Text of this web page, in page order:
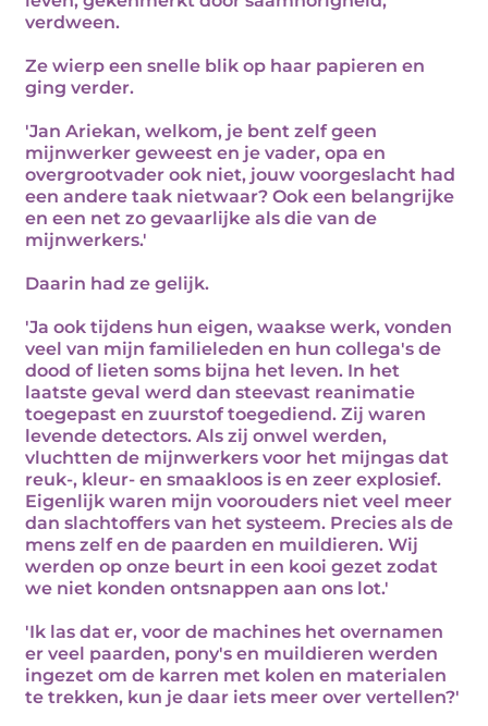
verdween.
Ze wierp een snelle blik op haar papieren en
ging verder.
'Jan Ariekan, welkom, je bent zelf geen
mijnwerker geweest en je vader, opa en
overgrootvader ook niet, jouw voorgeslacht had
een andere taak nietwaar? Ook een belangrijke
en een net zo gevaarlijke als die van de
mijnwerkers.'
Daarin had ze gelijk.
'Ja ook tijdens hun eigen, waakse werk, vonden
veel van mijn familieleden en hun collega's de
dood of lieten soms bijna het leven. In het
laatste geval werd dan steevast reanimatie
toegepast en zuurstof toegediend. Zij waren
levende detectors. Als zij onwel werden,
vluchtten de mijnwerkers voor het mijngas dat
reuk-, kleur- en smaakloos is en zeer explosief.
Eigenlijk waren mijn voorouders niet veel meer
dan slachtoffers van het systeem. Precies als de
mens zelf en de paarden en muildieren. Wij
werden op onze beurt in een kooi gezet zodat
we niet konden ontsnappen aan ons lot.'
'Ik las dat er, voor de machines het overnamen
er veel paarden, pony's en muildieren werden
ingezet om de karren met kolen en materialen
te trekken, kun je daar iets meer over vertellen?'